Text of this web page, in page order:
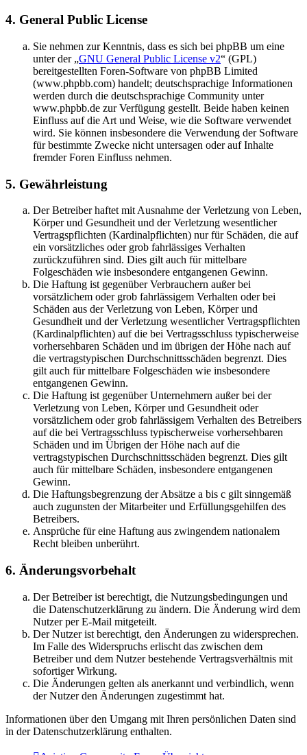
4. General Public License
Sie nehmen zur Kenntnis, dass es sich bei phpBB um eine
unter der „GNU General Public License v2“ (GPL)
bereitgestellten Foren-Software von phpBB Limited
(www.phpbb.com) handelt; deutschsprachige Informationen
werden durch die deutschsprachige Community unter
www.phpbb.de zur Verfügung gestellt. Beide haben keinen
Einfluss auf die Art und Weise, wie die Software verwendet
wird. Sie können insbesondere die Verwendung der Software
für bestimmte Zwecke nicht untersagen oder auf Inhalte
fremder Foren Einfluss nehmen.
5. Gewährleistung
Der Betreiber haftet mit Ausnahme der Verletzung von Leben,
Körper und Gesundheit und der Verletzung wesentlicher
Vertragspflichten (Kardinalpflichten) nur für Schäden, die auf
ein vorsätzliches oder grob fahrlässiges Verhalten
zurückzuführen sind. Dies gilt auch für mittelbare
Folgeschäden wie insbesondere entgangenen Gewinn.
Die Haftung ist gegenüber Verbrauchern außer bei
vorsätzlichem oder grob fahrlässigem Verhalten oder bei
Schäden aus der Verletzung von Leben, Körper und
Gesundheit und der Verletzung wesentlicher Vertragspflichten
(Kardinalpflichten) auf die bei Vertragsschluss typischerweise
vorhersehbaren Schäden und im übrigen der Höhe nach auf
die vertragstypischen Durchschnittsschäden begrenzt. Dies
gilt auch für mittelbare Folgeschäden wie insbesondere
entgangenen Gewinn.
Die Haftung ist gegenüber Unternehmern außer bei der
Verletzung von Leben, Körper und Gesundheit oder
vorsätzlichem oder grob fahrlässigem Verhalten des Betreibers
auf die bei Vertragsschluss typischerweise vorhersehbaren
Schäden und im Übrigen der Höhe nach auf die
vertragstypischen Durchschnittsschäden begrenzt. Dies gilt
auch für mittelbare Schäden, insbesondere entgangenen
Gewinn.
Die Haftungsbegrenzung der Absätze a bis c gilt sinngemäß
auch zugunsten der Mitarbeiter und Erfüllungsgehilfen des
Betreibers.
Ansprüche für eine Haftung aus zwingendem nationalem
Recht bleiben unberührt.
6. Änderungsvorbehalt
Der Betreiber ist berechtigt, die Nutzungsbedingungen und
die Datenschutzerklärung zu ändern. Die Änderung wird dem
Nutzer per E-Mail mitgeteilt.
Der Nutzer ist berechtigt, den Änderungen zu widersprechen.
Im Falle des Widerspruchs erlischt das zwischen dem
Betreiber und dem Nutzer bestehende Vertragsverhältnis mit
sofortiger Wirkung.
Die Änderungen gelten als anerkannt und verbindlich, wenn
der Nutzer den Änderungen zugestimmt hat.
Informationen über den Umgang mit Ihren persönlichen Daten sind
in der Datenschutzerklärung enthalten.